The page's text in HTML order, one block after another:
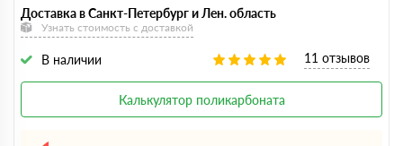
Доставка в Санкт-Петербург и Лен. область
Узнать стоимость с доставкой
В наличии 11 отзывов
Калькулятор поликарбоната